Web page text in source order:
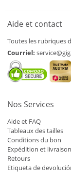
Aide et contact
Toutes les rubriques
Courriel:
Nos Services
Aide et FAQ
Tableaux des tailles
Conditions du bon
Expédition et livraison
Retours
Etiqueta de